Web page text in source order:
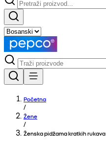
Početna
/
Žene
/
Ženska pidžama kratkih rukava